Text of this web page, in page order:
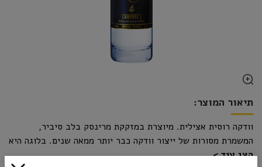
תיאור המוצר:
וודקה רוסית אצילית. מיוצרת במזקקת מרינסק בלב סיביר,
המשמרת מסורות של ייצור וודקה כבר יותר ממאה שנים. בלוגה היא
תוצאה של מיומנות לצד טכנולוגיה חדישה - מים ארטזיים טהורים
הצג עוד